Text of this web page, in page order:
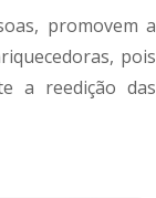
promovem a
pois
a reedição das